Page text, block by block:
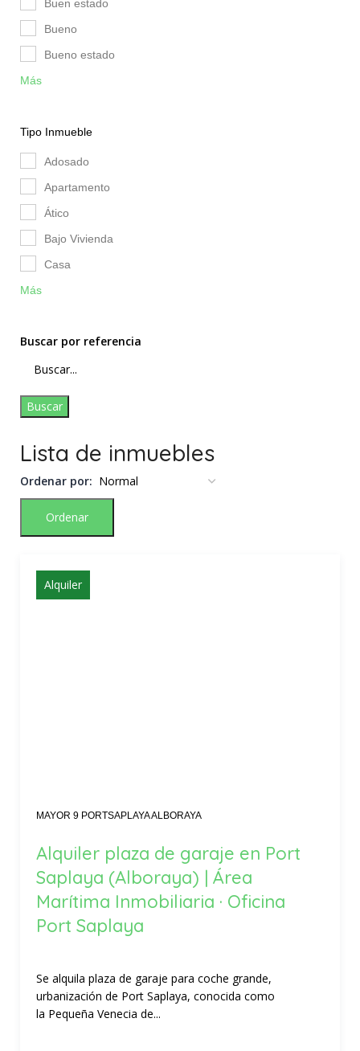
Buen estado
Bueno
Bueno estado
Más
Tipo Inmueble
Adosado
Apartamento
Ático
Bajo Vivienda
Casa
Más
Buscar por referencia
Buscar
Lista de inmuebles
Ordenar por:
Ordenar
Alquiler
MAYOR 9 PORTSAPLAYA ALBORAYA
Alquiler plaza de garaje en Port
Saplaya (Alboraya) | Área
Marítima Inmobiliaria · Oficina
Port Saplaya
Se alquila plaza de garaje para coche grande,
urbanización de Port Saplaya, conocida como
la Pequeña Venecia de...